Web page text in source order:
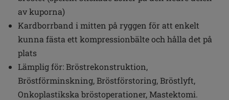
av kuporna)
Kardborrband i mitten på ryggen för att enkelt
kunna fästa ett kompressionbälte och hålla det på
plats
Lämplig för: Bröstrekonstruktion,
Bröstförminskning, Bröstförstoring, Bröstlyft,
Onkoplastikska bröstoperationer, Mastektomi.